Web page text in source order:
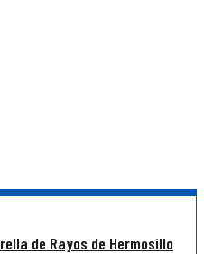
de Rayos de Hermosillo